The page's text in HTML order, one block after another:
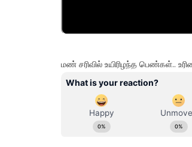
மண் சரிவில் உயிரிழந்த பெண்கள்..